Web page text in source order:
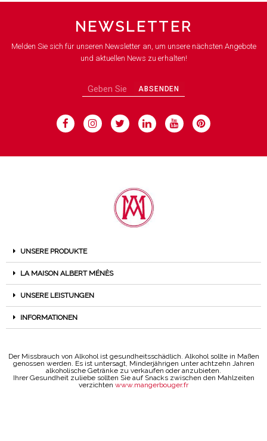
NEWSLETTER
Melden Sie sich für unseren Newsletter an, um unsere nächsten Angebote
und aktuellen News zu erhalten!
ABSENDEN
UNSERE PRODUKTE
LA MAISON ALBERT MÉNÈS
UNSERE LEISTUNGEN
INFORMATIONEN
Der Missbrauch von Alkohol ist gesundheitsschädlich. Alkohol sollte in Maßen
genossen werden. Es ist untersagt, Minderjährigen unter achtzehn Jahren
alkoholische Getränke zu verkaufen oder anzubieten.
Ihrer Gesundheit zuliebe sollten Sie auf Snacks zwischen den Mahlzeiten
verzichten www.mangerbouger.fr